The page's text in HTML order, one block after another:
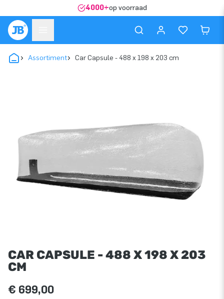
4000+op voorraad
Assortiment Car Capsule - 488 x 198 x 203 cm
CAR CAPSULE - 488 X 198 X 203
CM
€ 699,00